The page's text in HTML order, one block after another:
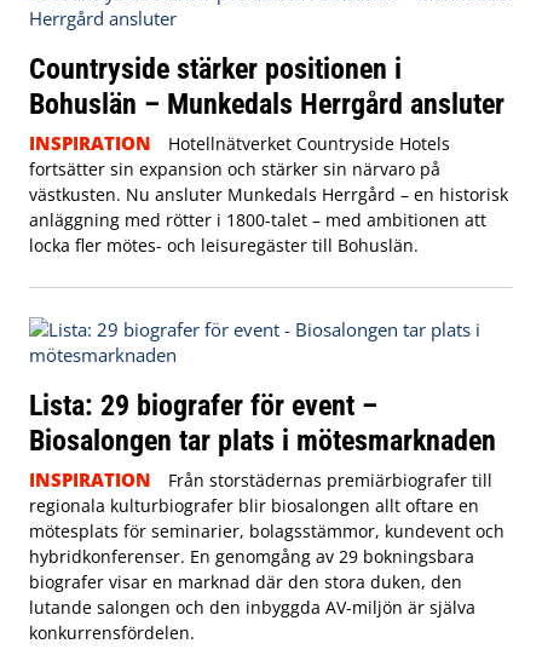
Countryside stärker positionen i
Bohuslän – Munkedals Herrgård ansluter
INSPIRATION
Hotellnätverket Countryside Hotels
fortsätter sin expansion och stärker sin närvaro på
västkusten. Nu ansluter Munkedals Herrgård – en historisk
anläggning med rötter i 1800-talet – med ambitionen att
locka fler mötes- och leisuregäster till Bohuslän.
Lista: 29 biografer för event –
Biosalongen tar plats i mötesmarknaden
INSPIRATION
Från storstädernas premiärbiografer till
regionala kulturbiografer blir biosalongen allt oftare en
mötesplats för seminarier, bolagsstämmor, kundevent och
hybridkonferenser. En genomgång av 29 bokningsbara
biografer visar en marknad där den stora duken, den
lutande salongen och den inbyggda AV-miljön är själva
konkurrensfördelen.